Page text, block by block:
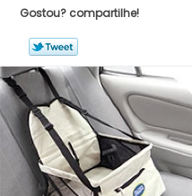
Gostou? compartilhe!